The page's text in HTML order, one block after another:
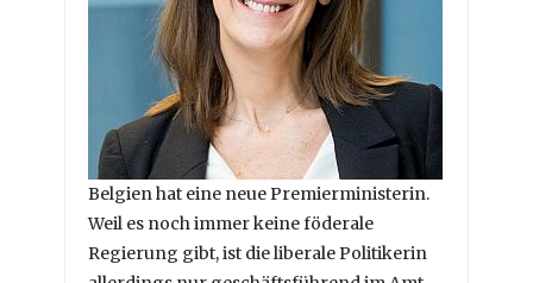
Belgien hat eine neue Premierministerin.
Weil es noch immer keine föderale
Regierung gibt, ist die liberale Politikerin